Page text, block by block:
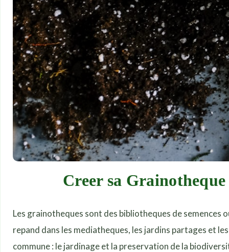
Creer sa
Les grainotheques sont des bibliotheques de semences
repand dans les mediatheques, les jardins partages et
commune : le jardinage et la preservation de la